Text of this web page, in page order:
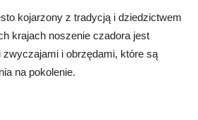
kojarzony z tradycją i dziedzictwem
krajach noszenie czadora jest
i obrzędami, które są
na pokolenie.